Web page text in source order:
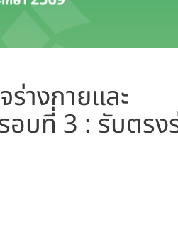
างกายและ
บที่ 3 : รับตรง